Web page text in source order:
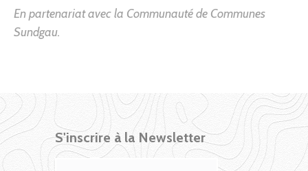
En partenariat avec la Communauté de Communes
Sundgau.
S'inscrire à la Newsletter